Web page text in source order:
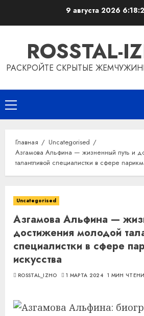
9 августа 2026
ROSSTAL-
РАСКРОЙТЕ СКРЫТЫЕ
Основное
меню
Главная
Uncategorised
Азгамова Альфина — жизненный путь и
талантливой специалистки в сфере
Uncategorised
Азгамова Альфина —
достижения молодой
специалистки в сфере
искусства
ROSSTAL_IZHO 1 МАРТА 2024 1 МИН